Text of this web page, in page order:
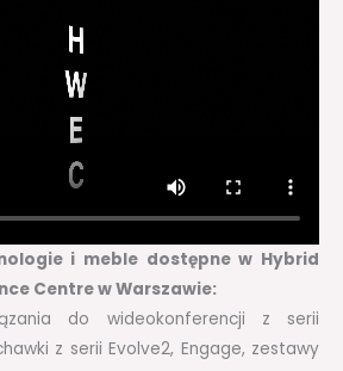
i meble dostępne w Hybrid
Centre w Warszawie:
do wideokonferencji z serii
z serii Evolve2, Engage, zestawy